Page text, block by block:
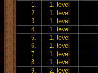
1.
1. level
2.
1. level
3.
1. level
4.
1. level
5.
1. level
6.
1. level
7.
1. level
8.
1. level
9.
2. level